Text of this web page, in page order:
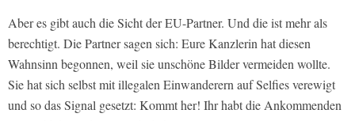
Aber es gibt auch die Sicht der EU-Partner. Und die ist mehr als
berechtigt. Die Partner sagen sich: Eure Kanzlerin hat diesen
Wahnsinn begonnen, weil sie unschöne Bilder vermeiden wollte.
Sie hat sich selbst mit illegalen Einwanderern auf Selfies verewigt
und so das Signal gesetzt: Kommt her! Ihr habt die Ankommenden